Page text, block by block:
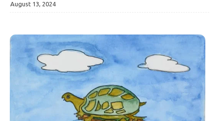
August 13, 2024